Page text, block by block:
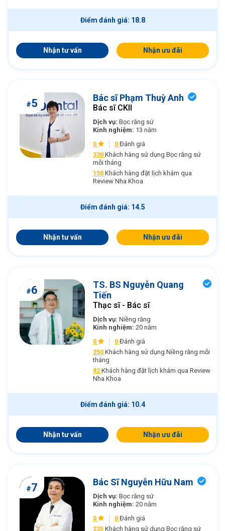
Điểm đánh giá: 18.8
Nhận tư vấn Nhận ưu đãi
#5 Bác sĩ Phạm Thuỳ Anh
Bác sĩ CKII
Dịch vụ: Bọc răng sứ
Kinh nghiệm: 13 năm
0
0 Đánh giá
330 Khách hàng sử dụng Bọc răng sứ
mỗi tháng
150 Khách hàng đặt lịch khám qua
Review Nha Khoa
Điểm đánh giá: 14.5
Nhận tư vấn Nhận ưu đãi
#6
TS. BS Nguyễn Quang
Tiến
Thạc sĩ - Bác sĩ
Dịch vụ: Niềng răng
Kinh nghiệm: 20 năm
0
0 Đánh giá
250 Khách hàng sử dụng Niềng răng mỗi
tháng
82 Khách hàng đặt lịch khám qua Review
Nha Khoa
Điểm đánh giá: 10.4
Nhận tư vấn Nhận ưu đãi
#7 Bác Sĩ Nguyễn Hữu Nam
Dịch vụ: Bọc răng sứ
Kinh nghiệm: 20 năm
0
0 Đánh giá
235 Khách hàng sử dụng Bọc răng sứ